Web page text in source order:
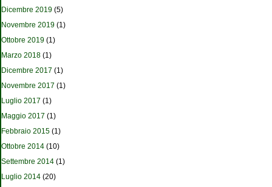
Dicembre 2019 (5)
Novembre 2019 (1)
Ottobre 2019 (1)
Marzo 2018 (1)
Dicembre 2017 (1)
Novembre 2017 (1)
Luglio 2017 (1)
Maggio 2017 (1)
Febbraio 2015 (1)
Ottobre 2014 (10)
Settembre 2014 (1)
Luglio 2014 (20)